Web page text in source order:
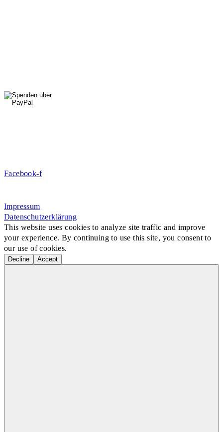
Facebook-f
Impressum
Datenschutzerklärung
This website uses cookies to analyze site traffic and improve
your experience. By continuing to use this site, you consent to
our use of cookies.
Decline Accept